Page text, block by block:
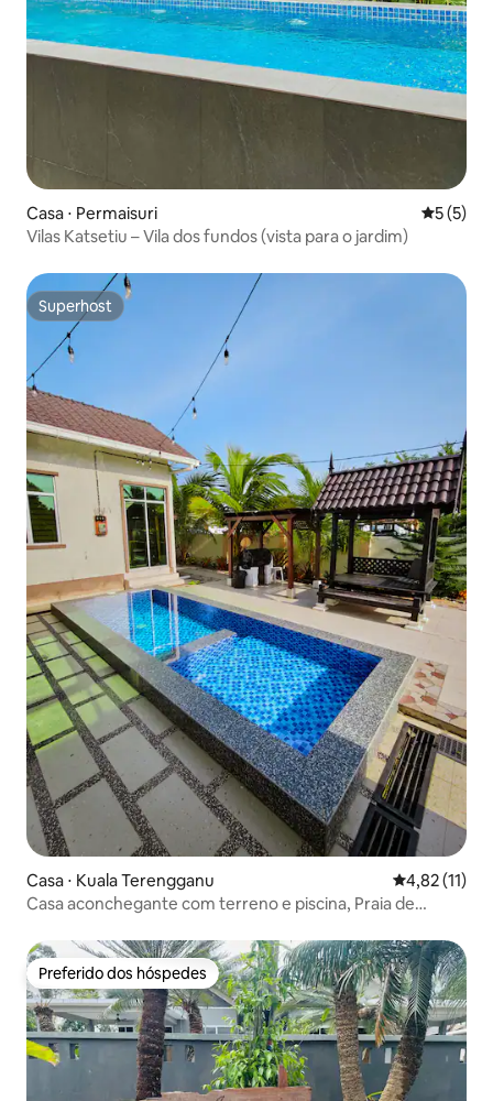
Casa ⋅ Permaisuri 5 de
5 (5)
Vilas Katsetiu – Vila dos fundos (vista para o jardim)
Superhost
Superhost
Casa ⋅ Kuala Terengganu 4,82 de uma
4,82 (11)
Casa aconchegante com terreno e piscina, Praia de
Preferido dos hóspedes
Preferido dos hóspedes